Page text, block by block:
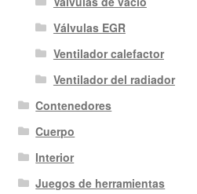
Válvulas EGR
Ventilador calefactor
Ventilador del radiador
Contenedores
Cuerpo
Interior
Juegos de herramientas